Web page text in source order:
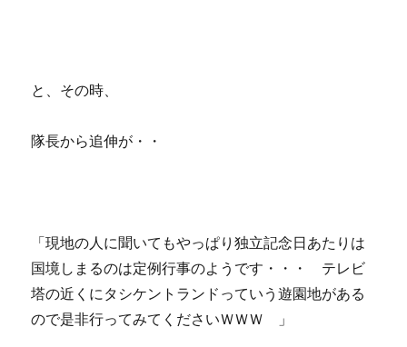
と、その時、
隊長から追伸が・・
「現地の人に聞いてもやっぱり独立記念日あたりは
国境しまるのは定例行事のようです・・・ テレビ
塔の近くにタシケントランドっていう遊園地がある
ので是非行ってみてくださいＷＷＷ 」